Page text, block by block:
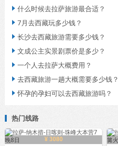
 什么时候去拉萨旅游最合适？
 7月去西藏玩多少钱？
 长沙去西藏旅游需要多少钱？
 文成公主实景剧票价是多少？
 一个人去拉萨大概费用？
 去西藏旅游一趟大概需要多少钱？
怀孕的孕妇可以去西藏旅游吗？
热门线路
¥ 3080